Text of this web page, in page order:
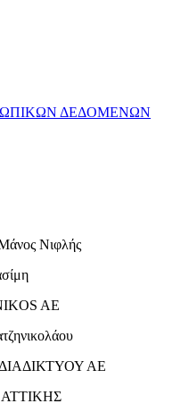
ΔΕΔΟΜΕΝΩΝ
Νιφλής
AE
ΑΕ